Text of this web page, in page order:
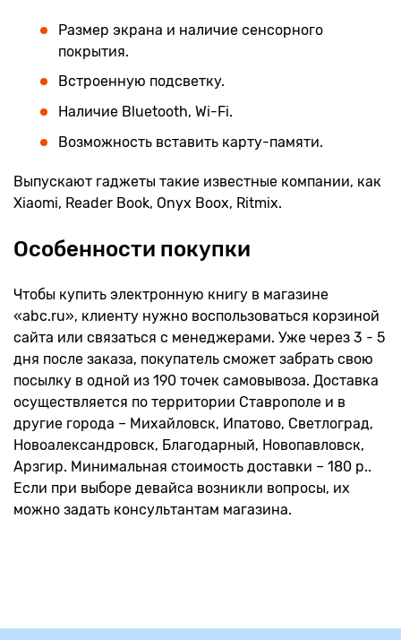
Размер экрана и наличие сенсорного
покрытия.
Встроенную подсветку.
Наличие Bluetooth, Wi-Fi.
Возможность вставить карту-памяти.
Выпускают гаджеты такие известные компании, как
Xiaomi, Reader Book, Onyx Boox, Ritmix.
Особенности покупки
Чтобы купить электронную книгу в магазине
«abc.ru», клиенту нужно воспользоваться корзиной
сайта или связаться с менеджерами. Уже через 3 - 5
дня после заказа, покупатель сможет забрать свою
посылку в одной из 190 точек самовывоза. Доставка
осуществляется по территории Ставрополе и в
другие города – Михайловск, Ипатово, Светлоград,
Новоалександровск, Благодарный, Новопавловск,
Арзгир. Минимальная стоимость доставки – 180 р..
Если при выборе девайса возникли вопросы, их
можно задать консультантам магазина.